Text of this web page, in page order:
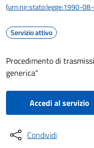
(urn:nir:stato:legge:1990-
Servizio attivo
Procedimento di
generica"
Accedi al servizio
Condividi